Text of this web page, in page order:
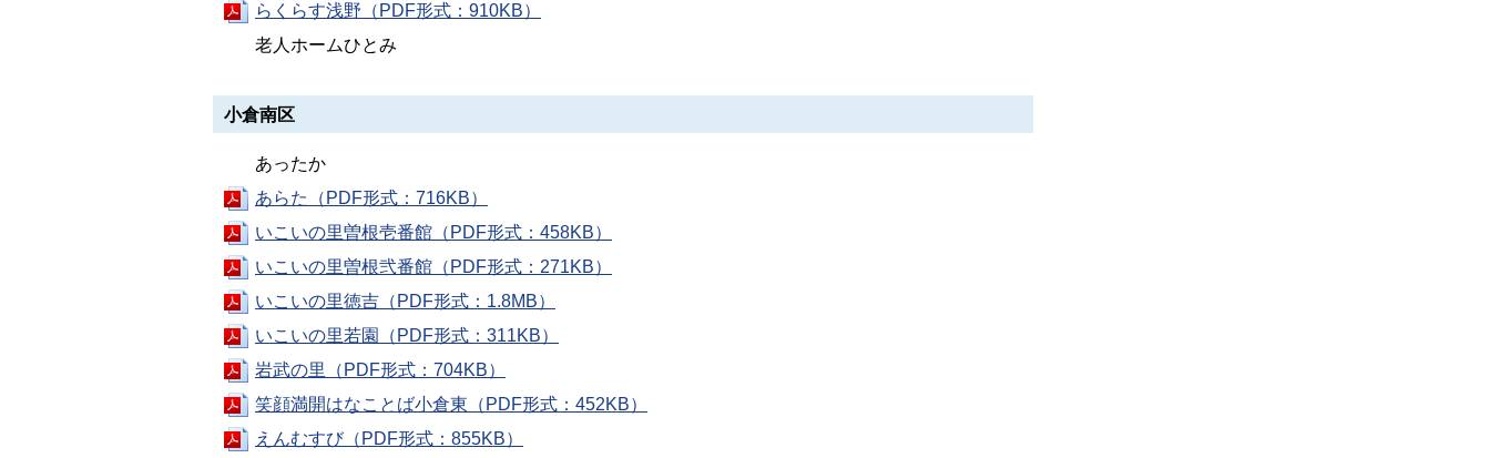
らくらす浅野（PDF形式：910KB）
老人ホームひとみ
小倉南区
あったか
あらた（PDF形式：716KB）
いこいの里曽根壱番館（PDF形式：458KB）
いこいの里曽根弐番館（PDF形式：271KB）
いこいの里徳吉（PDF形式：1.8MB）
いこいの里若園（PDF形式：311KB）
岩武の里（PDF形式：704KB）
笑顔満開はなことば小倉東（PDF形式：452KB）
えんむすび（PDF形式：855KB）